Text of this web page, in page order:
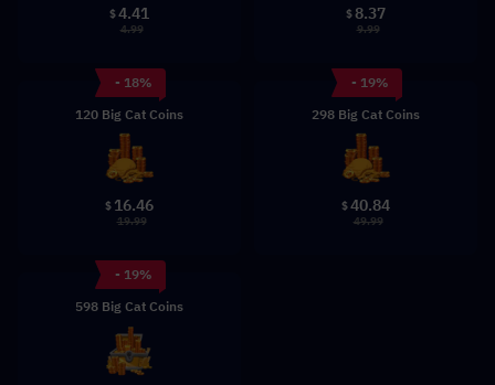
$4.41
4.99
$ 8.37
9.99
- 18%
120 Big Cat Coins
$ 16.46
19.99
- 19%
298 Big Cat Coins
$40.84
49.99
- 19%
598 Big Cat Coins